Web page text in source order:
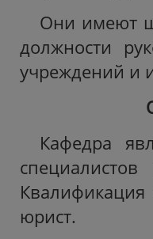
Они имеют
должности
учреждений
Кафедра
юрист.